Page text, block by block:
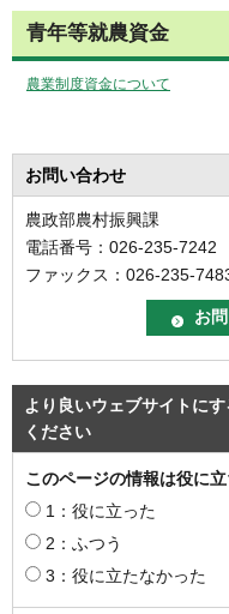
青年等就農資金
農業制度資金について
お問い合わせ
農政部農村振興課
電話番号：026-235-7242
ファックス：026-235-
より良いウェブサイトに
ください
このページの情報は役に
1：役に立った
2：ふつう
3：役に立たなかった